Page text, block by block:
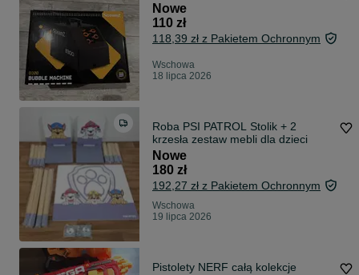
Nowe
110 zł
118,39 zł z Pakietem Ochronnym
Wschowa
18 lipca 2026
Roba PSI PATROL Stolik + 2
krzesła zestaw mebli dla dzieci
Nowe
180 zł
192,27 zł z Pakietem Ochronnym
Wschowa
19 lipca 2026
Pistolety NERF całą kolekcje